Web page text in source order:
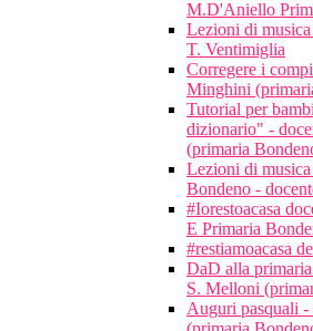
M.D'Aniello
Lezioni di musica
T. Ventimiglia
Corregere i
Minghini
Tutorial per
dizionario" -
(primaria
Lezioni di musica
Bondeno -
#Iorestoacasa
E Primaria
#restiamoacasa
DaD alla
S. Melloni
Auguri pasquali -